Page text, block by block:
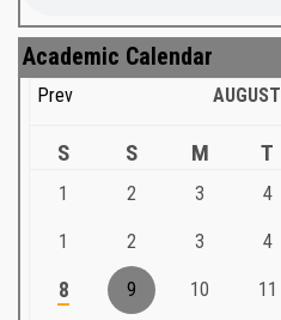
Academic Calendar
Prev AUGUST
S S M T
1 2 3 4
1 2 3 4
8 9 10 11